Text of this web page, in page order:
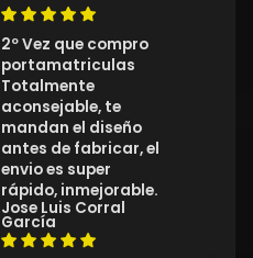
2º Vez que compro
portamatriculas
Totalmente
aconsejable, te
mandan el diseño
antes de fabricar, el
envio es super
rápido, inmejorable.
Jose Luis Corral
García